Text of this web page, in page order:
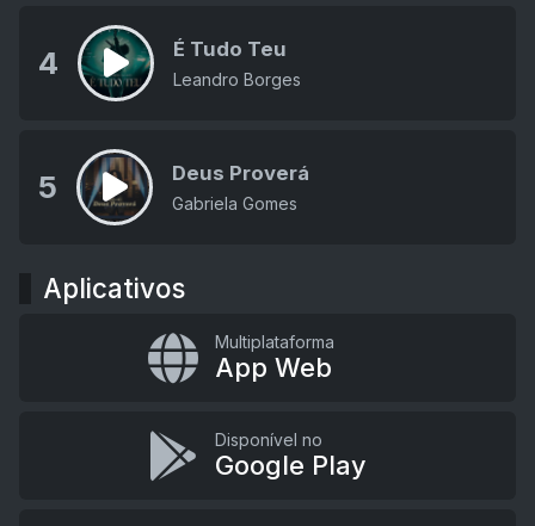
4 É Tudo Teu
Leandro Borges
5 Deus Proverá
Gabriela Gomes
Aplicativos
Multiplataforma
App Web
Disponível no
Google Play